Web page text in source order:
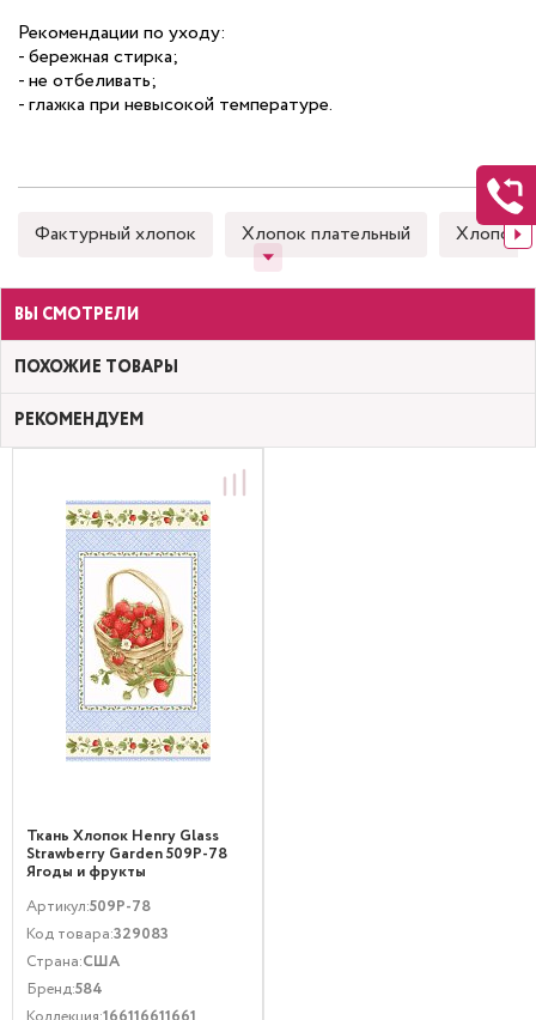
Рекомендации по уходу:
- бережная стирка;
- не отбеливать;
- глажка при невысокой температуре.
Фактурный хлопок Хлопок плательный Хлопок
ВЫ СМОТРЕЛИ
ПОХОЖИЕ ТОВАРЫ
РЕКОМЕНДУЕМ
Ткань Хлопок Henry Glass
Strawberry Garden 509P-78
Ягоды и фрукты
Артикул:509P-78
Код товара:329083
Страна:США
Бренд:584